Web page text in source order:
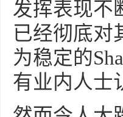
发挥表现不
已经彻底对
为稳定的
有业内人士